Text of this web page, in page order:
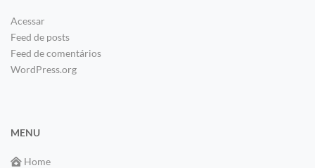
Acessar
Feed de posts
Feed de comentários
WordPress.org
MENU
Home